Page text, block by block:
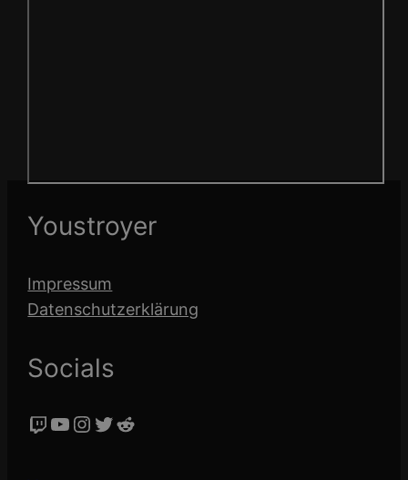
Youstroyer
Impressum
Datenschutzerklärung
Socials
Twitch YouTube Instagram Twitter Reddit